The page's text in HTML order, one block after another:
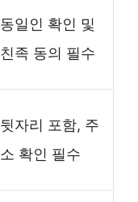
동일인 확인 및
친족 동의 필수
뒷자리 포함, 주
소 확인 필수